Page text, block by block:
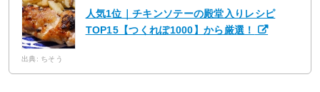
人気1位｜チキンソテーの殿堂入りレシピ
TOP15【つくれぽ1000】から厳選！
出典: ちそう